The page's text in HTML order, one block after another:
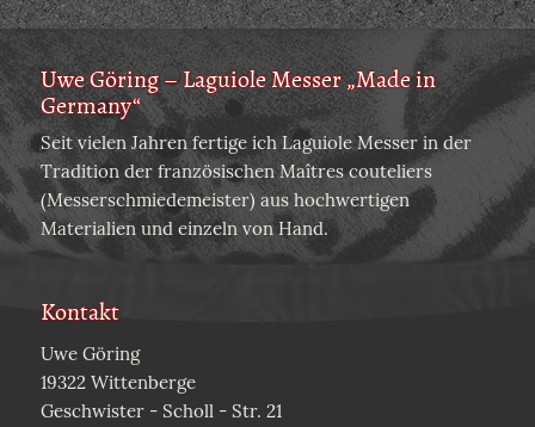
Uwe Göring – Laguiole Messer „Made in
Germany“
Seit vielen Jahren fertige ich Laguiole Messer in der
Tradition der französischen Maîtres couteliers
(Messerschmiedemeister) aus hochwertigen
Materialien und einzeln von Hand.
Kontakt
Uwe Göring
19322 Wittenberge
Geschwister - Scholl - Str. 21